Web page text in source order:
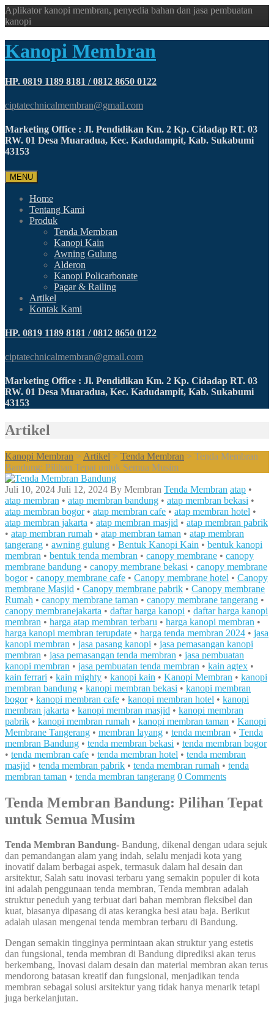
Aplikator kanopi membran, penyedia bahan dan jasa pembuatan
kanopi
Kanopi Membran
HP. 0819 1189 8181 / 0812 8650 0122
ciptatechnicalmembran@gmail.com
Marketing Office : Jl. Pendidikan Km. 2 Kp. Cidadap RT. 03
RW. 01 Desa Muaradua, Kec. Kadudampit, Kab. Sukabumi
43153
MENU
Home
Tentang Kami
Produk
Tenda Membran
Kanopi Kain
Awning Gulung
Alderon
Kanopi Policarbonate
Pagar & Railing
Artikel
Kontak Kami
HP. 0819 1189 8181 / 0812 8650 0122
ciptatechnicalmembran@gmail.com
Marketing Office : Jl. Pendidikan Km. 2 Kp. Cidadap RT. 03
RW. 01 Desa Muaradua, Kec. Kadudampit, Kab. Sukabumi
43153
Artikel
Kanopi Membran > Artikel > Tenda Membran > Tenda Membran
Bandung: Pilihan Tepat untuk Semua Musim
Juli 10, 2024 Juli 12, 2024 By Membran Tenda Membran atap •
atap membran • atap membran bandung • atap membran bekasi •
atap membran bogor• atap membran cafe • atap membran hotel •
atap membran jakarta • atap membran masjid • atap membran pabrik
• atap membran rumah • atap membran taman • atap membran
tangerang • awning gulung • Bentuk Kanopi Kain • bentuk kanopi
membran • bentuk tenda membran • canopy membrane • canopy
membrane bandung • canopy membrane bekasi • canopy membrane
bogor• canopy membrane cafe • Canopy membrane hotel • Canopy
membrane Masjid • Canopy membrane pabrik • Canopy membrane
Rumah • canopy membrane taman • canopy membrane tangerang •
canopy membranejakarta • daftar harga kanopi • daftar harga kanopi
membran • harga atap membran terbaru • harga kanopi membran •
harga kanopi membran terupdate • harga tenda membran 2024 • jasa
kanopi membran • jasa pasang kanopi • jasa pemasangan kanopi
membran • jasa pemasangan tenda membran • jasa pembuatan
kanopi membran • jasa pembuatan tenda membran • kain agtex •
kain ferrari • kain mighty • kanopi kain • Kanopi Membran • kanopi
membran bandung • kanopi membran bekasi • kanopi membran
bogor• kanopi membran cafe • kanopi membran hotel • kanopi
membran jakarta • kanopi membran masjid • kanopi membran
pabrik • kanopi membran rumah • kanopi membran taman • Kanopi
Membrane Tangerang • membran layang • tenda membran • Tenda
membran Bandung • tenda membran bekasi • tenda membran bogor
• tenda membran cafe • tenda membran hotel • tenda membran
masjid • tenda membran pabrik • tenda membran rumah • tenda
membran taman • tenda membran tangerang 0 Comments
Tenda Membran Bandung: Pilihan Tepat
untuk Semua Musim
Tenda Membran Bandung- Bandung, dikenal dengan udara sejuk
dan pemandangan alam yang indah, selalu menjadi kota yang
inovatif dalam berbagai aspek, termasuk dalam hal desain dan
arsitektur, Salah satu inovasi terbaru yang semakin populer di kota
ini adalah penggunaan tenda membran, Tenda membran adalah
struktur peneduh yang terbuat dari bahan membran fleksibel dan
kuat, biasanya dipasang di atas kerangka besi atau baja. Berikut
adalah ulasan mengenai tenda membran terbaru di Bandung.
Dengan semakin tingginya permintaan akan struktur yang estetis
dan fungsional, tenda membran di Bandung diprediksi akan terus
berkembang, Inovasi dalam desain dan material membran akan terus
mendorong batasan kreatif dan fungsional, menjadikan tenda
membran sebagai solusi arsitektur yang tidak hanya menarik tetapi
juga berkelanjutan.